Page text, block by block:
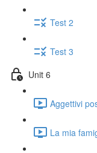
Test 2
Test 3
Unit 6
Aggettivi
La mia